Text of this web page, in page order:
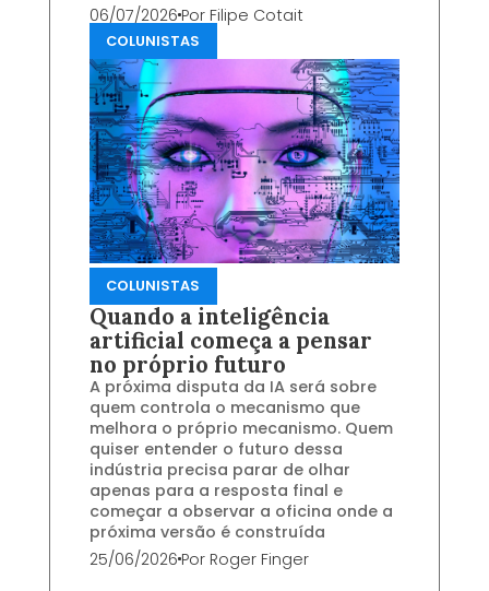
06/07/2026Por Filipe Cotait
COLUNISTAS
COLUNISTAS
Quando a inteligência
artificial começa a pensar
no próprio futuro
A próxima disputa da IA será sobre
quem controla o mecanismo que
melhora o próprio mecanismo. Quem
quiser entender o futuro dessa
indústria precisa parar de olhar
apenas para a resposta final e
começar a observar a oficina onde a
próxima versão é construída
25/06/2026Por Roger Finger